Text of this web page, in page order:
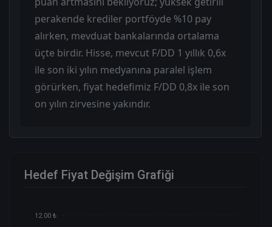
perakende krediler portföyde %10 pay
alırken, mevduat bankalarında ortalama
üçte birdir. Hisse, mevcut F/DD 1 yıllık 0,6x
ile son iki yılın medyanına paralel işlem
görürken, fiyat hedefimiz F/DD 0,8x ile son
on yılın zirvesine yakındır.
Hedef Fiyat Değişim Grafiği
12.00 ₺